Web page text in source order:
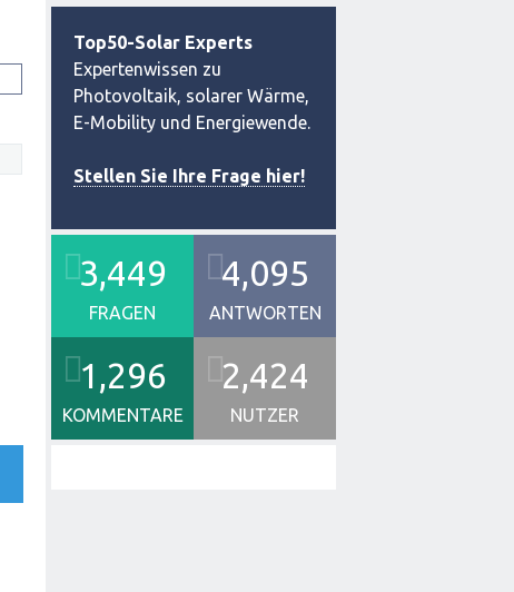
Top50-Solar Experts
Expertenwissen zu
Photovoltaik, solarer Wärme,
E-Mobility und Energiewende.
Stellen Sie Ihre Frage hier!
3,449
FRAGEN
4,095
ANTWORTEN
1,296
KOMMENTARE
2,424
NUTZER